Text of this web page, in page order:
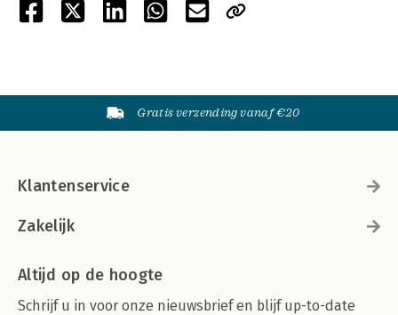
Gratis verzending vanaf €20
Klantenservice
Zakelijk
Altijd op de hoogte
Schrijf u in voor onze nieuwsbrief en blijf up-to-date